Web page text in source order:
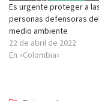
Es urgente proteger a
personas defensoras
medio ambiente
22 de abril de 2022
En «Colombia»